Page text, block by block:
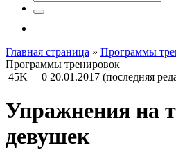
Главная страница » Программы
Программы тренировок
45K
0 20.01.2017 (последняя
Упражнения на
девушек